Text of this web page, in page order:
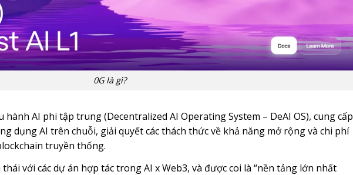
0G là gì?
AI phi tập trung (Decentralized AI Operating System – DeAI OS), cung cấp
dụng AI trên chuỗi, giải quyết các thách thức về khả năng mở rộng và chi phí
truyền thống.
với các dự án hợp tác trong AI x Web3, và được coi là “nền tảng lớn nhất